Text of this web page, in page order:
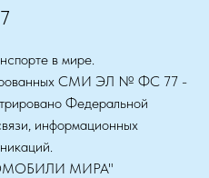
в мире.
СМИ ЭЛ № ФС 77 -
Федеральной
информационных
МИРА"